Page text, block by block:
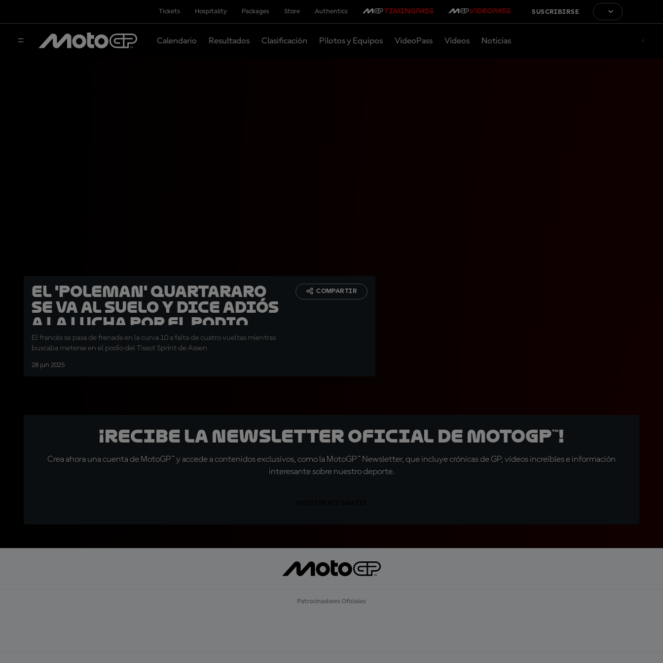
Tickets Hospitality Packages Store Authentics SUSCRIBIRSE
Calendario Resultados Clasificación Pilotos y Equipos VideoPass Vídeos Noticias
El 'poleman' Quartararo
se va al suelo y dice adiós
a la lucha por el podio
El francés se pasa de frenada en la curva 10 a falta de cuatro vueltas mientras
buscaba meterse en el podio del Tissot Sprint de Assen
28 jun 2025
COMPARTIR
¡Recibe la Newsletter oficial de MotoGP™!
Crea ahora una cuenta de MotoGP™ y accede a contenidos exclusivos, como la MotoGP™ Newsletter, que incluye crónicas de GP, vídeos increíbles e información
interesante sobre nuestro deporte.
Patrocinadores Oficiales